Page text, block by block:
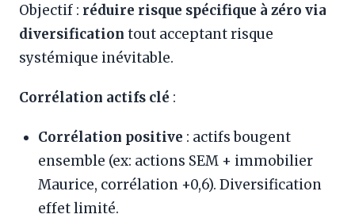
Objectif : réduire risque spécifique à zéro via
diversification tout acceptant risque
systémique inévitable.
Corrélation actifs clé :
Corrélation positive : actifs bougent
ensemble (ex: actions SEM + immobilier
Maurice, corrélation +0,6). Diversification
effet limité.